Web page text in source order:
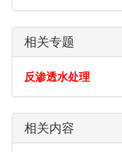
相关专题
反渗透水处理
相关内容